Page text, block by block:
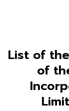
List of
of